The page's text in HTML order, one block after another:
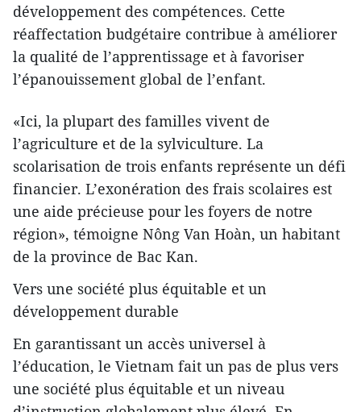
développement des compétences. Cette
réaffectation budgétaire contribue à améliorer
la qualité de l’apprentissage et à favoriser
l’épanouissement global de l’enfant.
«Ici, la plupart des familles vivent de
l’agriculture et de la sylviculture. La
scolarisation de trois enfants représente un défi
financier. L’exonération des frais scolaires est
une aide précieuse pour les foyers de notre
région», témoigne Nông Van Hoàn, un habitant
de la province de Bac Kan.
Vers une société plus équitable et un
développement durable
En garantissant un accès universel à
l’éducation, le Vietnam fait un pas de plus vers
une société plus équitable et un niveau